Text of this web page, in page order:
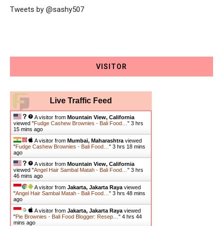
Tweets by @sashy507
VISITOR
Live Traffic Feed
A visitor from Mountain View, California
viewed "Fudge Cashew Brownies - Bali Food… " 3 hrs
15 mins ago
A visitor from Mumbai, Maharashtra viewed
"Fudge Cashew Brownies - Bali Food… " 3 hrs 18 mins
ago
A visitor from Mountain View, California
viewed "Angel Hair Sambal Matah - Bali Food… " 3 hrs
46 mins ago
A visitor from Jakarta, Jakarta Raya viewed
"Angel Hair Sambal Matah - Bali Food… " 3 hrs 48 mins
ago
A visitor from Jakarta, Jakarta Raya viewed
"Pie Brownies - Bali Food Blogger: Resep… " 4 hrs 44
mins ago